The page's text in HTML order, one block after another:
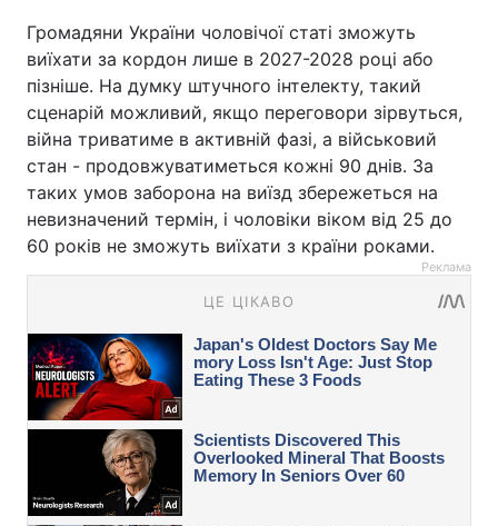
Громадяни України чоловічої статі зможуть
виїхати за кордон лише в 2027-2028 році або
пізніше. На думку штучного інтелекту, такий
сценарій можливий, якщо переговори зірвуться,
війна триватиме в активній фазі, а військовий
стан - продовжуватиметься кожні 90 днів. За
таких умов заборона на виїзд збережеться на
невизначений термін, і чоловіки віком від 25 до
60 років не зможуть виїхати з країни роками.
Реклама